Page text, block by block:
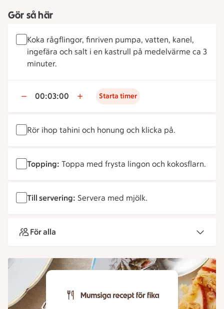
Gör så här
Koka rågflingor, finriven pumpa, vatten, kanel,
ingefära och salt i en kastrull på medelvärme ca 3
minuter.
00:03:00 Starta timer
Rör ihop tahini och honung och klicka på.
Topping: Toppa med frysta lingon och kokosflarn.
Till servering: Servera med mjölk.
För alla